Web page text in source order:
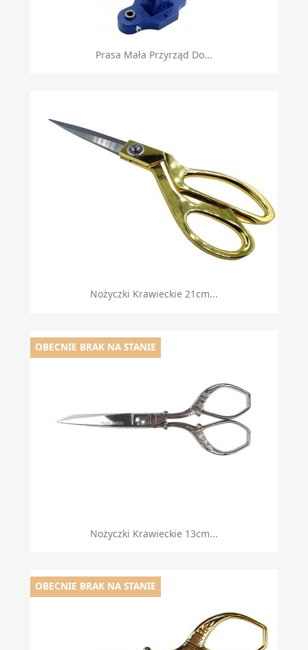
Prasa Mała Przyrząd Do...
Nożyczki Krawieckie 21cm...
Nożyczki Krawieckie 13cm...
OBECNIE BRAK NA STANIE
OBECNIE BRAK NA STANIE